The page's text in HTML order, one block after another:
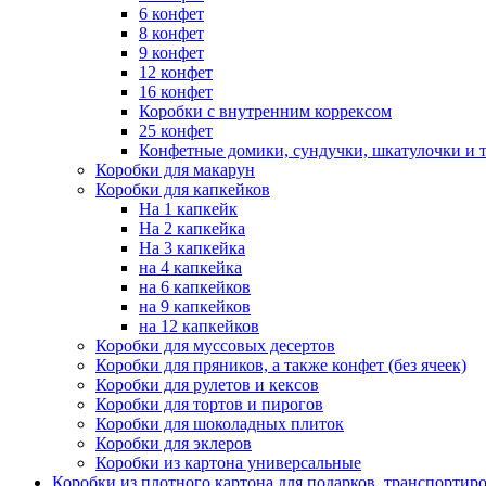
6 конфет
8 конфет
9 конфет
12 конфет
16 конфет
Коробки с внутренним коррексом
25 конфет
Конфетные домики, сундучки, шкатулочки и
Коробки для макарун
Коробки для капкейков
На 1 капкейк
На 2 капкейка
На 3 капкейка
на 4 капкейка
на 6 капкейков
на 9 капкейков
на 12 капкейков
Коробки для муссовых десертов
Коробки для пряников, а также конфет (без ячеек)
Коробки для рулетов и кексов
Коробки для тортов и пирогов
Коробки для шоколадных плиток
Коробки для эклеров
Коробки из картона универсальные
Коробки из плотного картона для подарков,